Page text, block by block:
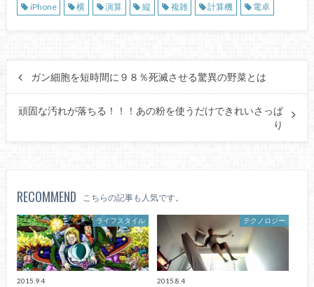
iPhone
横 演算 縦 複雑 計算機 電卓
ガン細胞を短時間に９８％死滅させる驚異の野菜とは
頑固な汚れが落ちる！！！あの粉を使うだけできれいさっぱ
り
RECOMMEND こちらの記事も人気です。
ライフスタイル
2015.9.4
テクノロジー
2015.8.4